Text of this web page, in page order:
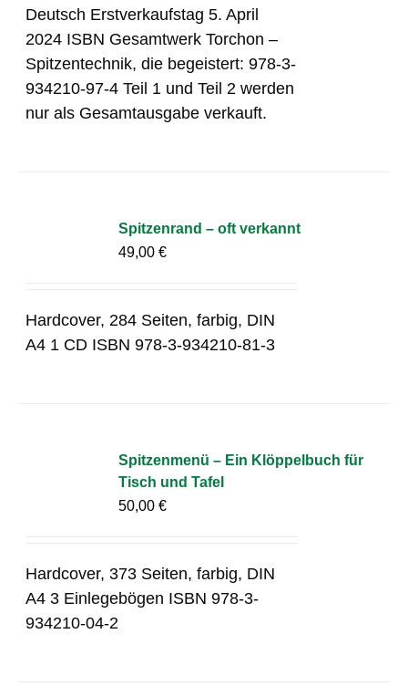
Deutsch Erstverkaufstag 5. April
2024 ISBN Gesamtwerk Torchon –
Spitzentechnik, die begeistert: 978-3-
934210-97-4 Teil 1 und Teil 2 werden
nur als Gesamtausgabe verkauft.
Spitzenrand – oft verkannt
49,00€
Hardcover, 284 Seiten, farbig, DIN
A4 1 CD ISBN 978-3-934210-81-3
Spitzenmenü – Ein Klöppelbuch für
Tisch und Tafel
50,00€
Hardcover, 373 Seiten, farbig, DIN
A4 3 Einlegebögen ISBN 978-3-
934210-04-2